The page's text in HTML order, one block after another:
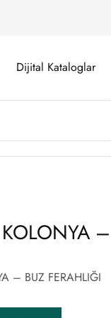
Dijital Kataloglar
– BUZ FERAHLIĞI